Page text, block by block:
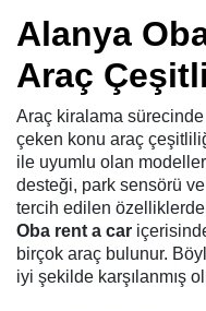
Alanya
Araç
Araç kiralama sürecinde
çeken konu araç
ile uyumlu olan
desteği, park sensörü
tercih edilen
Oba rent a car
birçok araç bulunur.
iyi şekilde karşılanmış